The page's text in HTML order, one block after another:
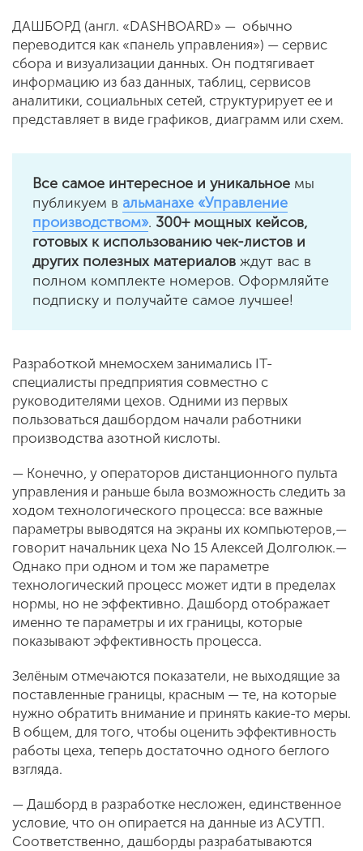
ДАШБОРД (англ. «DASHBOARD» — обычно
переводится как «панель управления») — сервис
сбора и визуализации данных. Он подтягивает
информацию из баз данных, таблиц, сервисов
аналитики, социальных сетей, структурирует ее и
представляет в виде графиков, диаграмм или схем.
Все самое интересное и уникальное мы
публикуем в альманахе «Управление
производством». 300+ мощных кейсов,
готовых к использованию чек-листов и
других полезных материалов ждут вас в
полном комплекте номеров. Оформляйте
подписку и получайте самое лучшее!
Разработкой мнемосхем занимались IT-
специалисты предприятия совместно с
руководителями цехов. Одними из первых
пользоваться дашбордом начали работники
производства азотной кислоты.
— Конечно, у операторов дистанционного пульта
управления и раньше была возможность следить за
ходом технологического процесса: все важные
параметры выводятся на экраны их компьютеров,—
говорит начальник цеха No 15 Алексей Долголюк.—
Однако при одном и том же параметре
технологический процесс может идти в пределах
нормы, но не эффективно. Дашборд отображает
именно те параметры и их границы, которые
показывают эффективность процесса.
Зелёным отмечаются показатели, не выходящие за
поставленные границы, красным — те, на которые
нужно обратить внимание и принять какие-то меры.
В общем, для того, чтобы оценить эффективность
работы цеха, теперь достаточно одного беглого
взгляда.
— Дашборд в разработке несложен, единственное
условие, что он опирается на данные из АСУТП.
Соответственно, дашборды разрабатываются